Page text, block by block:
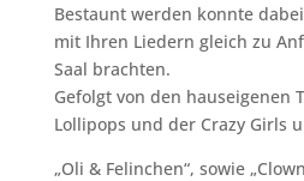
Bestaunt werden konnte
mit Ihren Liedern gleich zu
Saal brachten.
Gefolgt von den hauseigenen
Lollipops und der Crazy Girls
„Oli & Felinchen“, sowie